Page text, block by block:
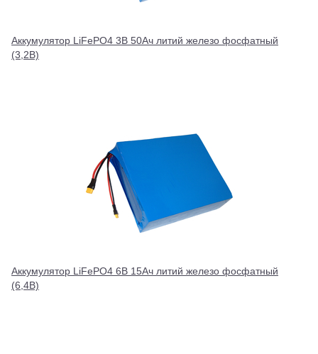
Аккумулятор LiFePO4 3В 50Ач литий железо фосфатный
(3,2В)
Аккумулятор LiFePO4 6В 15Ач литий железо фосфатный
(6,4В)